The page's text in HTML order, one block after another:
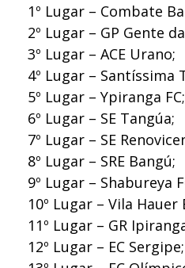
1º Lugar – Combate
2º Lugar – GP Gente
3º Lugar – ACE Urano;
4º Lugar – Santíssima
5º Lugar – Ypiranga FC;
6º Lugar – SE Tangúa;
7º Lugar – SE
8º Lugar – SRE Bangú;
9º Lugar – Shabureya
10º Lugar – Vila Hauer
11º Lugar – GR
12º Lugar – EC Sergipe;